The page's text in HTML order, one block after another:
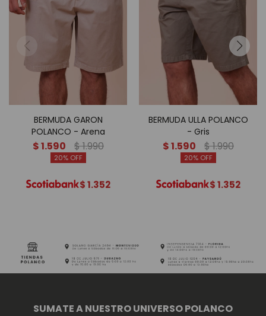
BERMUDA GARON
POLANCO - Arena
$1.590 $1.990
20
$1.352
BERMUDA ULLA POLANCO
- Gris
$1.590 $1.990
20
$1.352
SUMATE A NUESTRO UNIVERSO POLANCO